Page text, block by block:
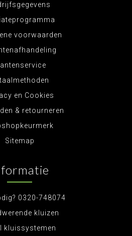
voorwaarden
en Cookies
& retourneren
Sitemap
0320-748074
kluizen
kluissystemen